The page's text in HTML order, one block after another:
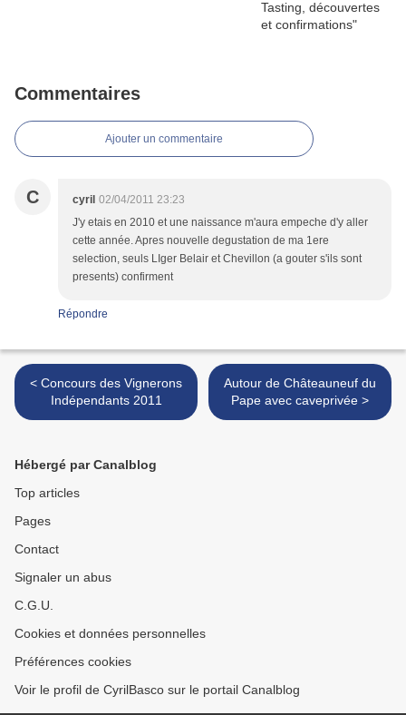
Commentaires
Ajouter un commentaire
C cyril 02/04/2011 23:23
J'y etais en 2010 et une naissance m'aura empeche d'y aller
cette année. Apres nouvelle degustation de ma 1ere
selection, seuls LIger Belair et Chevillon (a gouter s'ils sont
presents) confirment
Répondre
< Concours des Vignerons
Indépendants 2011
Autour de Châteauneuf du
Pape avec caveprivée >
Hébergé par Canalblog
Top articles
Pages
Contact
Signaler un abus
C.G.U.
Cookies et données personnelles
Préférences cookies
Voir le profil de CyrilBasco sur le portail Canalblog